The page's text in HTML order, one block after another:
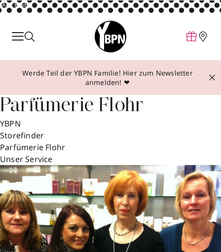
ANZEIGE
Parfum
Make-up
Behandlungen
Inspiration
Über YBPN
Aktionen
Storefinder
Werde Teil der YBPN Familie! Hier zum Newsletter
anmelden! ❤
Parfümerie Flohr
YBPN
Storefinder
Parfümerie Flohr
Unser Service